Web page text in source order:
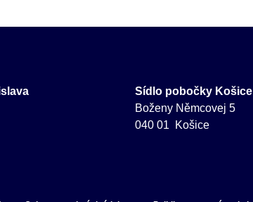
Sídlo pobočky Košice
Boženy Němcovej 5
040 01 Košice